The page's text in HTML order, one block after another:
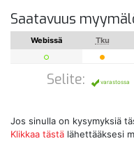
Saatavuus
Webissä Tku
Selite: varastossa
Jos sinulla on kysymyksiä
Klikkaa tästä lähettääksesi